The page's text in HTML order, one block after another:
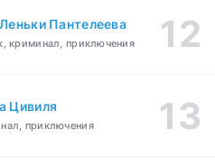
Пантелеева
криминал, приключения
Цивиля
приключения